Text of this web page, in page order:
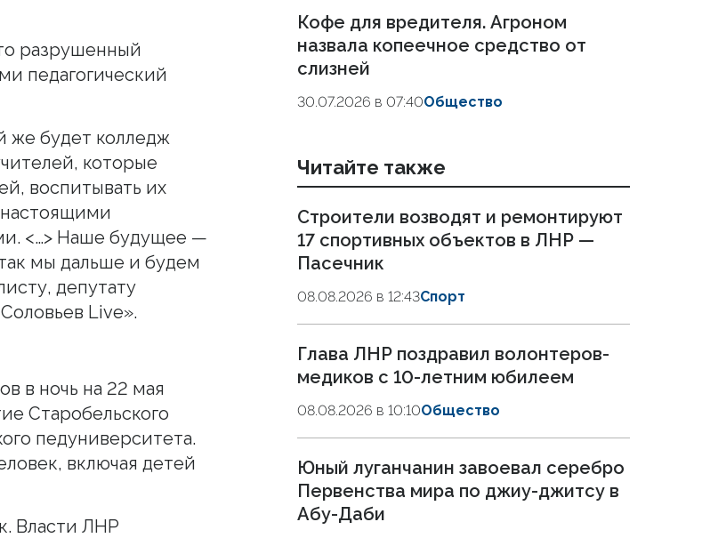
разрушенный
педагогический
же будет колледж
которые
воспитывать их
<…> Наше будущее —
мы дальше и будем
депутату
Live».
в ночь на 22 мая
Старобельского
педуниверситета.
включая детей
Власти ЛНР
Кофе для вредителя. Агроном
назвала копеечное средство от
слизней
30.07.2026 в 07:40Общество
Читайте также
Строители возводят и ремонтируют
17 спортивных объектов в ЛНР —
Пасечник
08.08.2026 в 12:43Спорт
Глава ЛНР поздравил волонтеров-
медиков с 10-летним юбилеем
08.08.2026 в 10:10Общество
Юный луганчанин завоевал серебро
Первенства мира по джиу-джитсу в
Абу-Даби